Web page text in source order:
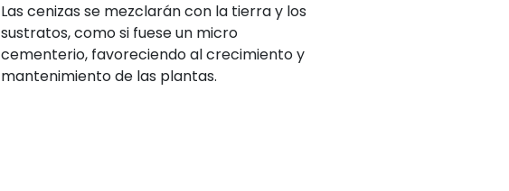
Las cenizas se mezclarán con la tierra y los
sustratos, como si fuese un micro
cementerio, favoreciendo al crecimiento y
mantenimiento de las plantas.